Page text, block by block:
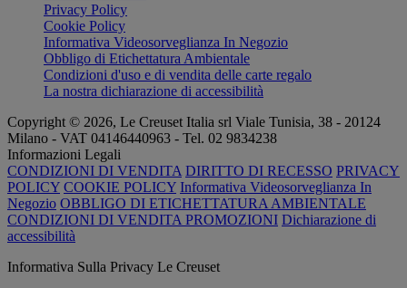
Privacy Policy
Cookie Policy
Informativa Videosorveglianza In Negozio
Obbligo di Etichettatura Ambientale
Condizioni d'uso e di vendita delle carte regalo
La nostra dichiarazione di accessibilità
Copyright © 2026, Le Creuset Italia srl ​​Viale Tunisia, 38 - 20124
Milano - VAT 04146440963 - Tel. 02 9834238
Informazioni Legali
CONDIZIONI DI VENDITA DIRITTO DI RECESSO PRIVACY
POLICY COOKIE POLICY Informativa Videosorveglianza In
Negozio OBBLIGO DI ETICHETTATURA AMBIENTALE
CONDIZIONI DI VENDITA PROMOZIONI Dichiarazione di
accessibilità
Informativa Sulla Privacy Le Creuset